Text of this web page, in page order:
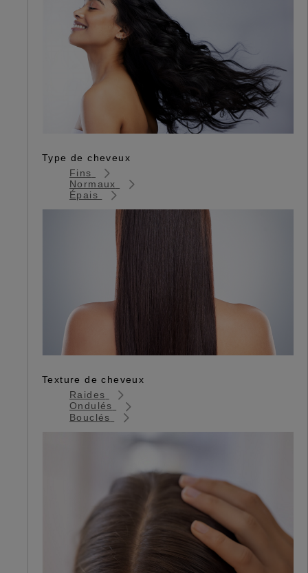
Type de cheveux
Fins
Normaux
Épais
Texture de cheveux
Raides
Ondulés
Bouclés